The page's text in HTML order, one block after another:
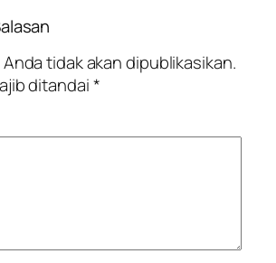
tidak akan dipublikasikan.
ditandai*